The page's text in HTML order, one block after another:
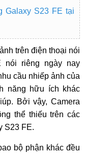
Galaxy S23 FE tại
trên điện thoại nói
nói riêng ngày nay
cầu nhiếp ảnh của
năng hữu ích khác
Bởi vậy, Camera
thể thiếu trên các
S23 FE.
bộ phận khác đều